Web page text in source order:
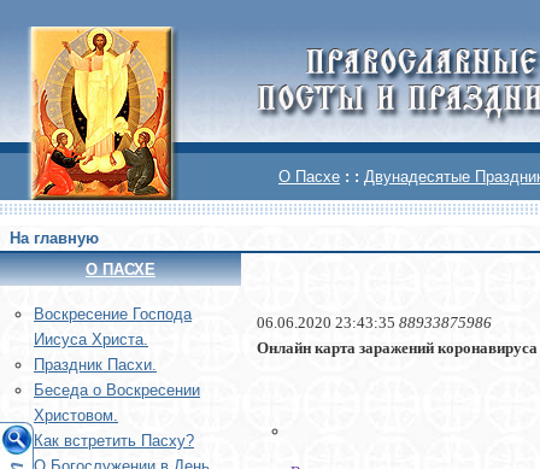
О Пасхе : : Двунадесятые
На главную
О ПАСХЕ
Воскреcение Господа
Иисуса Христа.
Праздник Пасхи.
Беседа о Воскресении
Христовом.
Как встретить Пасху?
06.06.2020 23:43:35 88933875986
Онлайн карта заражений